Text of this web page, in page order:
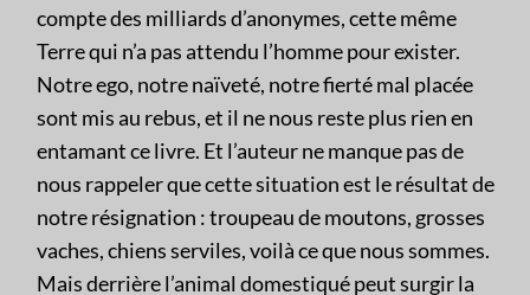
compte des milliards d’anonymes, cette même
Terre qui n’a pas attendu l’homme pour exister.
Notre ego, notre naïveté, notre fierté mal placée
sont mis au rebus, et il ne nous reste plus rien en
entamant ce livre. Et l’auteur ne manque pas de
nous rappeler que cette situation est le résultat de
notre résignation : troupeau de moutons, grosses
vaches, chiens serviles, voilà ce que nous sommes.
Mais derrière l’animal domestiqué peut surgir la